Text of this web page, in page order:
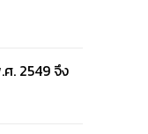
. 2549 จึง